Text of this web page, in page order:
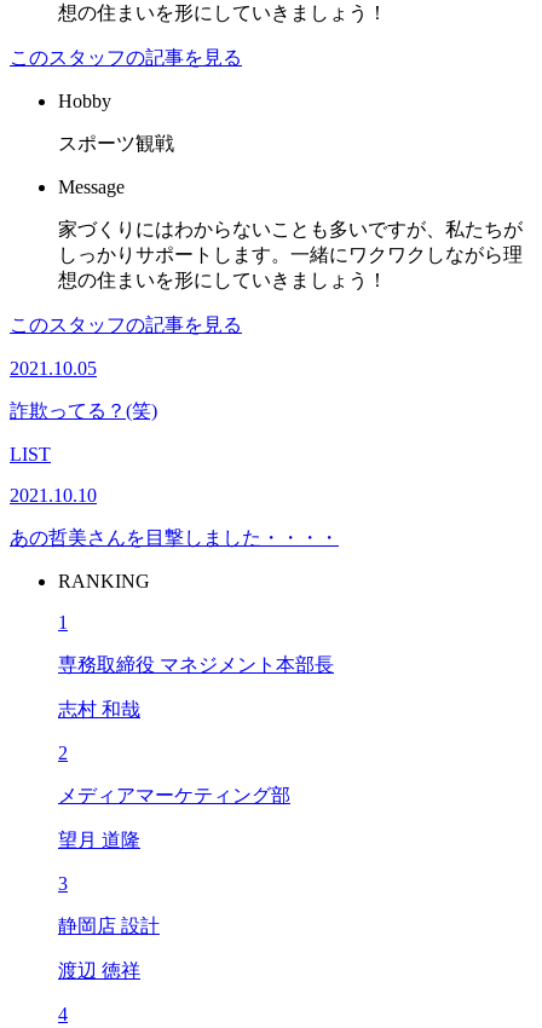
想の住まいを形にしていきましょう！
このスタッフの記事を見る
Hobby
スポーツ観戦
Message
家づくりにはわからないことも多いですが、私たちが
しっかりサポートします。一緒にワクワクしながら理
想の住まいを形にしていきましょう！
このスタッフの記事を見る
2021.10.05
詐欺ってる？(笑)
LIST
2021.10.10
あの哲美さんを目撃しました・・・・
RANKING
1
専務取締役 マネジメント本部長
志村 和哉
2
メディアマーケティング部
望月 道隆
3
静岡店 設計
渡辺 徳祥
4